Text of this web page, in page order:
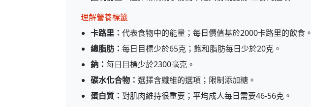
理解營養標籤
卡路里： 代表食物中的能量；每日價值基於2000卡路里的飲食。
總脂肪： 每日目標少於65克；飽和脂肪每日少於20克。
鈉： 每日目標少於2300毫克。
碳水化合物： 選擇含纖維的選項；限制添加糖。
蛋白質： 對肌肉維持很重要；平均成人每日需要46-56克。